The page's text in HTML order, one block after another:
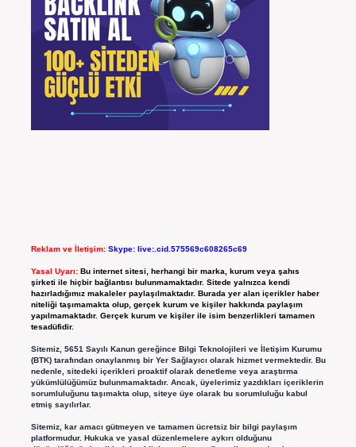
Reklam ve İletişim: Skype: live:.cid.575569c608265c69
Yasal Uyarı: Bu internet sitesi, herhangi bir marka, kurum veya şahıs
şirketi ile hiçbir bağlantısı bulunmamaktadır. Sitede yalnızca kendi
hazırladığımız makaleler paylaşılmaktadır. Burada yer alan içerikler haber
niteliği taşımamakta olup, gerçek kurum ve kişiler hakkında paylaşım
yapılmamaktadır. Gerçek kurum ve kişiler ile isim benzerlikleri tamamen
tesadüfidir.
Sitemiz, 5651 Sayılı Kanun gereğince Bilgi Teknolojileri ve İletişim Kurumu
(BTK) tarafından onaylanmış bir Yer Sağlayıcı olarak hizmet vermektedir. Bu
nedenle, sitedeki içerikleri proaktif olarak denetleme veya araştırma
yükümlülüğümüz bulunmamaktadır. Ancak, üyelerimiz yazdıkları içeriklerin
sorumluluğunu taşımakta olup, siteye üye olarak bu sorumluluğu kabul
etmiş sayılırlar.
Sitemiz, kar amacı gütmeyen ve tamamen ücretsiz bir bilgi paylaşım
platformudur. Hukuka ve yasal düzenlemelere aykırı olduğunu